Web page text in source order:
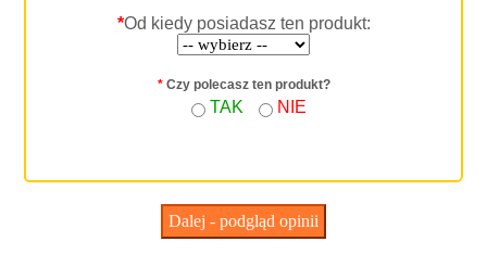
*Od kiedy posiadasz ten produkt:
*Czy polecasz ten produkt?
TAK NIE